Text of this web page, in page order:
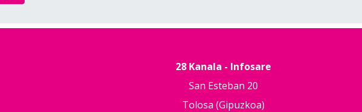
28 Kanala - Infosare
San Esteban 20
Tolosa (Gipuzkoa)